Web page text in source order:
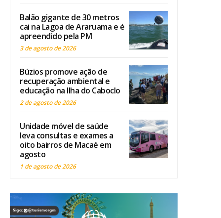
Balão gigante de 30 metros
cai na Lagoa de Araruama e é
apreendido pela PM
3 de agosto de 2026
Búzios promove ação de
recuperação ambiental e
educação na Ilha do Caboclo
2 de agosto de 2026
Unidade móvel de saúde
leva consultas e exames a
oito bairros de Macaé em
agosto
1 de agosto de 2026